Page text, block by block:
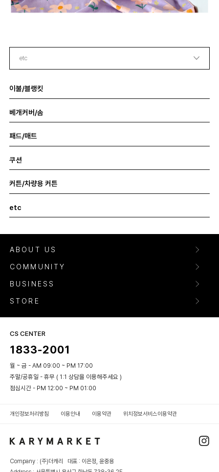
이불/블랭킷
베개커버/솜
패드/매트
쿠션
커튼/차량용 커튼
etc
ABOUT US
COMMUNITY
BUSINESS
STORE
CS CENTER
1833-2001
월 ~ 금 - AM 09:00 ~ PM 17:00
주말/공휴일 - 휴무 ( 1:1 상담을 이용해주세요 )
점심시간 - PM 12:00 ~ PM 01:00
개인정보처리방침 이용안내 이용약관 위치정보서비스이용약관
Company : (주)더캐리 대표 : 이은정, 윤중용